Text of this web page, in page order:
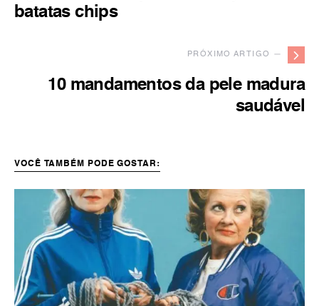
batatas chips
PRÓXIMO ARTIGO —
10 mandamentos da pele madura
saudável
VOCÊ TAMBÉM PODE GOSTAR: